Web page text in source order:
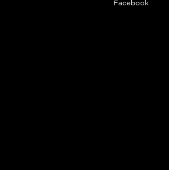
Facebook